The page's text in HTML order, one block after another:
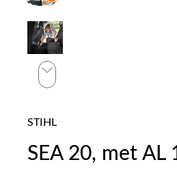
STIHL
SEA 20, met AL